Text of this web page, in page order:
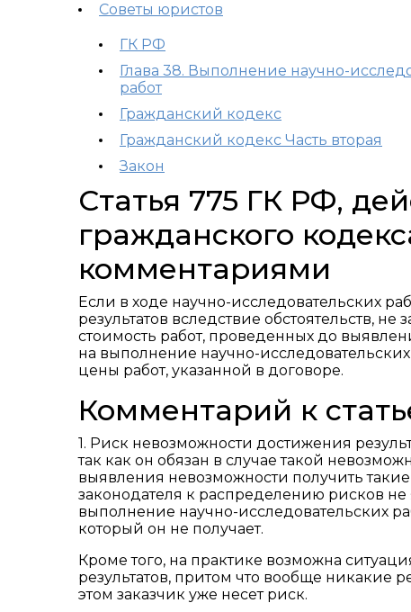
Советы юристов
ГК РФ
Глава 38. Выполнение научно-
работ
Гражданский кодекс
Гражданский кодекс Часть вторая
Закон
Статья 775 ГК РФ,
гражданского
комментариями
Если в ходе научно-исследовательских
результатов вследствие обстоятельств,
стоимость работ, проведенных до
на выполнение научно-
цены работ, указанной в договоре.
Комментарий к
1. Риск невозможности достижения
так как он обязан в случае такой
выявления невозможности получить
законодателя к распределению рисков не
выполнение научно-исследовательских
который он не получает.
Кроме того, на практике возможна
результатов, притом что вообще никакие
этом заказчик уже несет риск.